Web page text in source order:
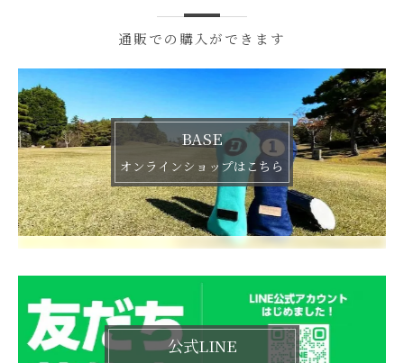
通販での購入ができます
BASE
オンラインショップはこちら
公式LINE